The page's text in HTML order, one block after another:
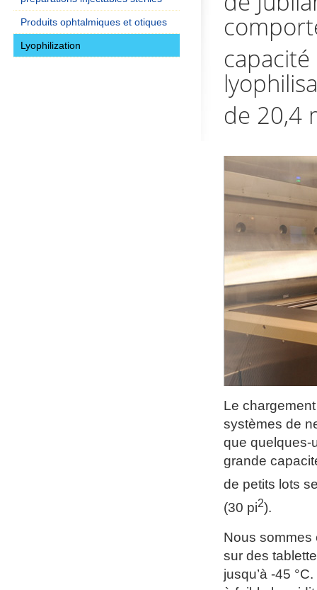
Produits ophtalmiques et otiques
Lyophilization
de 20,4
Le
systèmes de
que quelques-
grande
de petits lots
(30 pi2).
Nous sommes
sur des
jusqu’à -45